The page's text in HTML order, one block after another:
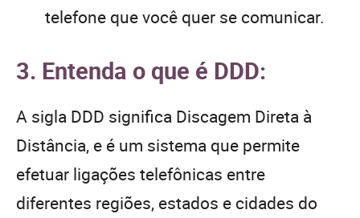
telefone que você quer se comunicar.
3. Entenda o que é DDD:
A sigla DDD significa Discagem Direta à
Distância, e é um sistema que permite
efetuar ligações telefônicas entre
diferentes regiões, estados e cidades do